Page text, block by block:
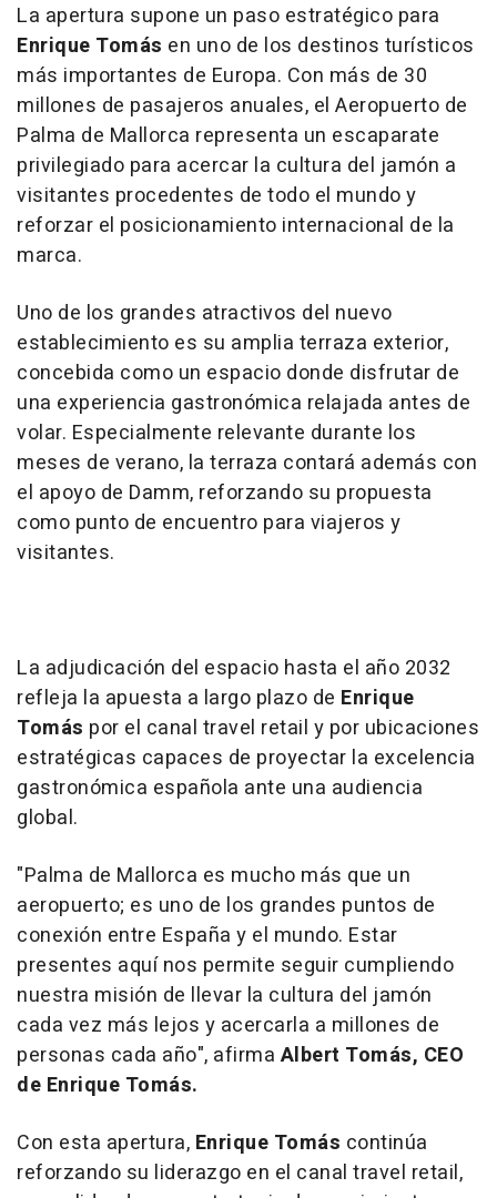
La apertura supone un paso estratégico para
Enrique Tomás en uno de los destinos turísticos
más importantes de Europa. Con más de 30
millones de pasajeros anuales, el Aeropuerto de
Palma de Mallorca representa un escaparate
privilegiado para acercar la cultura del jamón a
visitantes procedentes de todo el mundo y
reforzar el posicionamiento internacional de la
marca.
Uno de los grandes atractivos del nuevo
establecimiento es su amplia terraza exterior,
concebida como un espacio donde disfrutar de
una experiencia gastronómica relajada antes de
volar. Especialmente relevante durante los
meses de verano, la terraza contará además con
el apoyo de Damm, reforzando su propuesta
como punto de encuentro para viajeros y
visitantes.
La adjudicación del espacio hasta el año 2032
refleja la apuesta a largo plazo de Enrique
Tomás por el canal travel retail y por ubicaciones
estratégicas capaces de proyectar la excelencia
gastronómica española ante una audiencia
global.
"Palma de Mallorca es mucho más que un
aeropuerto; es uno de los grandes puntos de
conexión entre España y el mundo. Estar
presentes aquí nos permite seguir cumpliendo
nuestra misión de llevar la cultura del jamón
cada vez más lejos y acercarla a millones de
personas cada año", afirma Albert Tomás, CEO
de Enrique Tomás.
Con esta apertura, Enrique Tomás continúa
reforzando su liderazgo en el canal travel retail,